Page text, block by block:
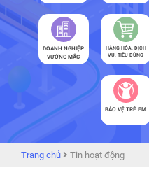
DOANH NGHIỆP
VƯỚNG MẮC
HÀNG HÓA, DỊCH
VỤ, TIÊU DÙNG
BẢO VỆ TRẺ EM
Trang chủ Tin hoạt động